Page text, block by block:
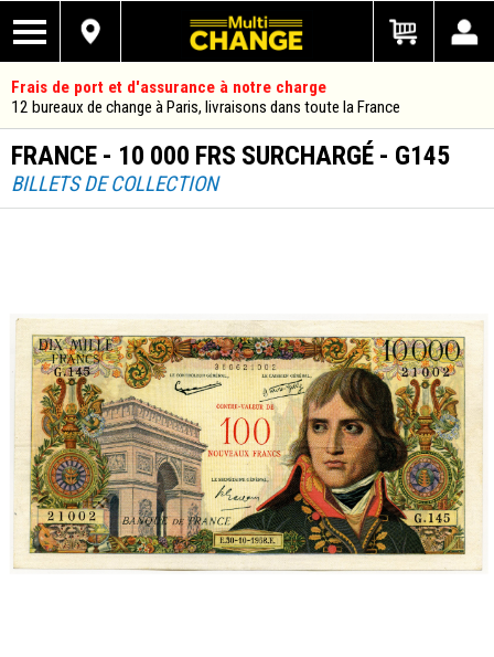
Frais de port et d'assurance à notre charge
12 bureaux de change à Paris, livraisons dans toute la France
FRANCE - 10 000 FRS SURCHARGÉ - G145
BILLETS DE COLLECTION